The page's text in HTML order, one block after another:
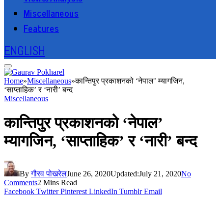
Miscellaneous
Features
ENGLISH
Home»Miscellaneous»कान्तिपुर प्रकाशनको ‘नेपाल’ म्यागजिन,
‘साप्ताहिक’ र ‘नारी’ बन्द
Miscellaneous
कान्तिपुर प्रकाशनको ‘नेपाल’
म्यागजिन, ‘साप्ताहिक’ र ‘नारी’ बन्द
By गौरव पोखरेलJune 26, 2020Updated:July 21, 2020No
Comments2 Mins Read
Facebook Twitter Pinterest LinkedIn Tumblr Email